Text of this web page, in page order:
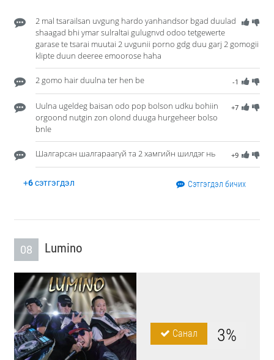
2 mal tsarailsan uvgung hardo yanhandsor bgad duulad
shaagad bhi ymar sulraltai gulugnvd odoo tetgewerte
garase te tsarai muutai 2 uvgunii porno gdg duu garj 2 gomogii
klipte duun deeree emoorose haha
-1
2 gomo hair duulna ter hen be
+7
Uulna ugeldeg baisan odo pop bolson udku bohiin
orgoond nutgin zon olond duuga hurgeheer bolso
bnle
+9
Шалгарсан шалгараагүй та 2 хамгийн шилдэг нь
+6сэтгэгдэл Сэтгэгдэл бичих
08 Lumino
Санал 3%